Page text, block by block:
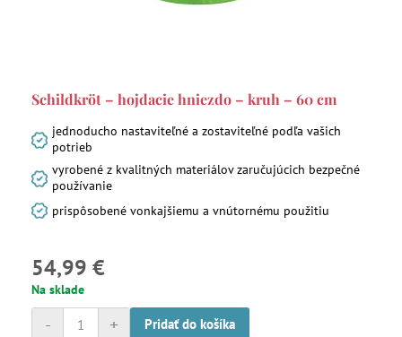
Schildkröt – hojdacie hniezdo – kruh – 60 cm
jednoducho nastaviteľné a zostaviteľné podľa vašich
potrieb
vyrobené z kvalitných materiálov zaručujúcich bezpečné
používanie
prispôsobené vonkajšiemu a vnútornému použitiu
54,99 €
Na sklade
+
- Pridať do košíka